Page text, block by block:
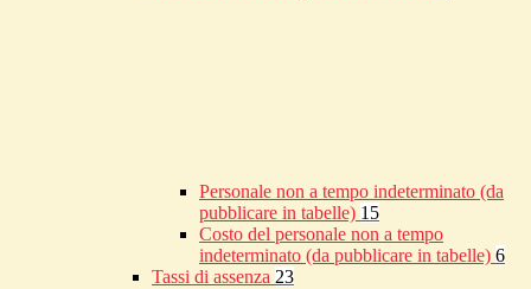
Personale non a tempo indeterminato (da
pubblicare in tabelle) 15
Costo del personale non a tempo
indeterminato (da pubblicare in tabelle) 6
Tassi di assenza 23